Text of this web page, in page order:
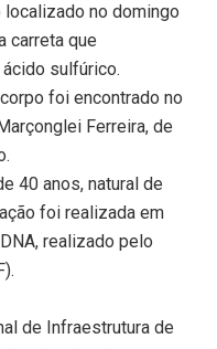
localizado no domingo
carreta que
sulfúrico.
foi encontrado no
Ferreira, de
40 anos, natural de
foi realizada em
realizado pelo
de Infraestrutura de